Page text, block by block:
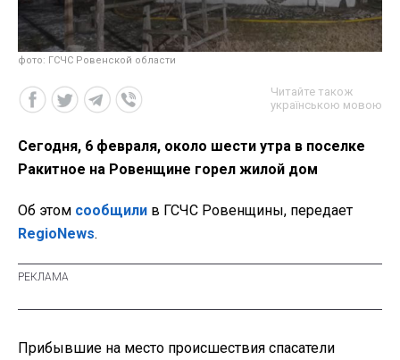
фото: ГСЧС Ровенской области
Читайте також
українською мовою
Сегодня, 6 февраля, около шести утра в поселке
Ракитное на Ровенщине горел жилой дом
Об этом сообщили в ГСЧС Ровенщины, передает
RegioNews.
Прибывшие на место происшествия спасатели